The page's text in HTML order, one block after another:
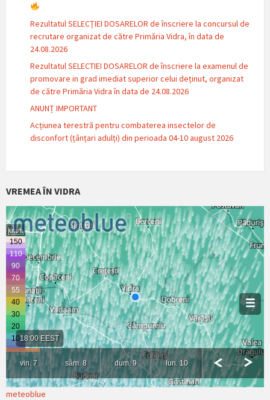
Rezultatul SELECȚIEI DOSARELOR de înscriere la concursul de
recrutare organizat de către Primăria Vidra, în data de
24.08.2026
Rezultatul SELECTIEI DOSARELOR de înscriere la examenul de
promovare in grad imediat superior celui deținut, organizat
de către Primăria Vidra în data de 24.08.2026
ANUNȚ IMPORTANT
Acțiunea terestră pentru combaterea insectelor de
disconfort (țânțari adulți) din perioada 04-10 august 2026
VREMEA ÎN VIDRA
meteoblue